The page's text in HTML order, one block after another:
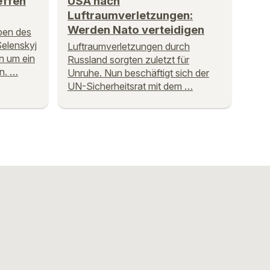
des
um ein
…
Luftraumverletzungen:
Werden Nato verteidigen
Luftraumverletzungen durch
Russland sorgten zuletzt für
Unruhe. Nun beschäftigt sich der
UN-Sicherheitsrat mit dem …